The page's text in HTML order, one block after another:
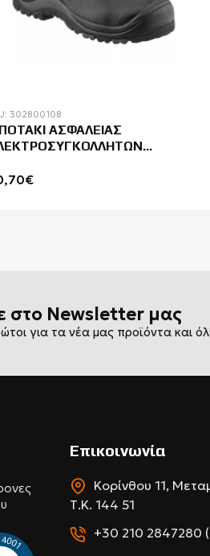
302800108
ΑΣΦΑΛΕΙΑΣ
στο Newsletter μας
για τα νέα μας προϊόντα και
Επικοινωνία
Κορίνθου 11,
Τ.Κ. 144 51
+30 210 2847280